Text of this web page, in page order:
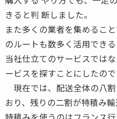
きると判 断しました。
また多くの業者を集めるこ
のルートも数多く活用できる
当社仕立てのサービスでは
ービスを探すことにしたので
現在では、配送全体の八
おり、残りの二割が特積み輸